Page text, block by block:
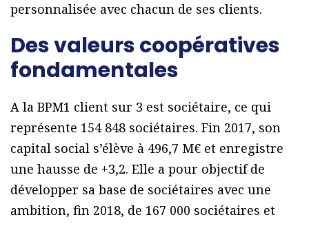
personnalisée avec chacun de ses clients.
Des valeurs coopératives
fondamentales
A la BPM1 client sur 3 est sociétaire, ce qui
représente 154 848 sociétaires. Fin 2017, son
capital social s’élève à 496,7 M€ et enregistre
une hausse de +3,2. Elle a pour objectif de
développer sa base de sociétaires avec une
ambition, fin 2018, de 167 000 sociétaires et